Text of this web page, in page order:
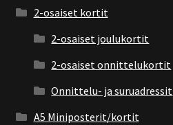
2-osaiset kortit
2-osaiset joulukortit
2-osaiset onnittelukortit
Onnittelu- ja suruadressit
A5 Miniposterit/kortit